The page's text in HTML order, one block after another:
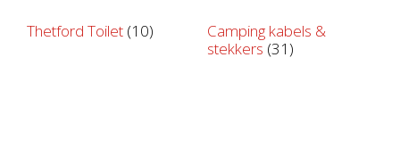
Thetford Toilet (10)
Camping kabels &
stekkers (31)